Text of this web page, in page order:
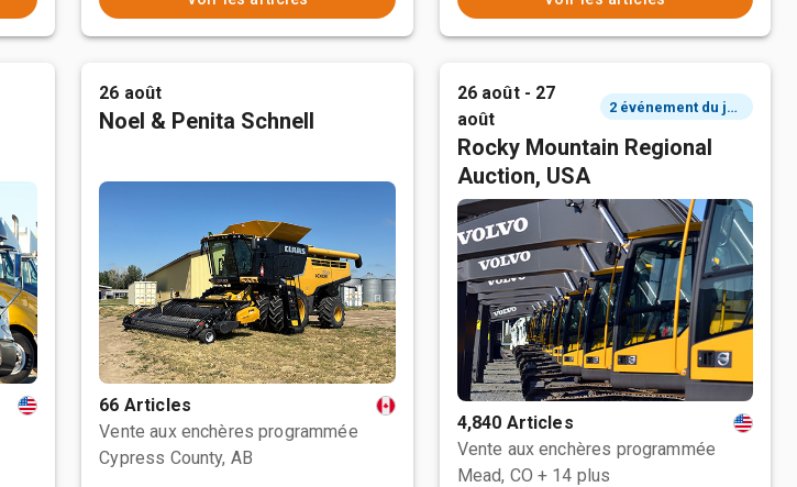
26 août
Noel & Penita Schnell
66 Articles
Vente aux enchères programmée
Cypress County, AB
26 août - 27
août
2 événement du jour
Rocky Mountain Regional
Auction, USA
4,840 Articles
Vente aux enchères programmée
Mead, CO + 14 plus